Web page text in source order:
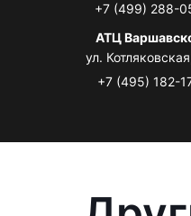
+7 (499) 288-
АТЦ
ул.
+7 (495) 182-